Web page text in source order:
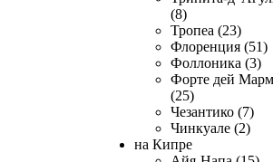
(8)
Тропеа (23)
Флоренция (51)
Фоллоника (3)
Форте дей
(25)
Чезантико (7)
Чинкуале (2)
на Кипре